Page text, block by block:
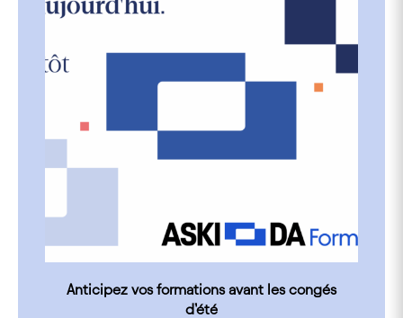
Anticipez vos formations avant les congés
d’été